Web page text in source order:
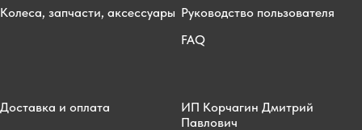
Колеса, запчасти, аксессуары Руководство пользователя
FAQ
Доставка и оплата
ИП Корчагин Дмитрий
Павлович